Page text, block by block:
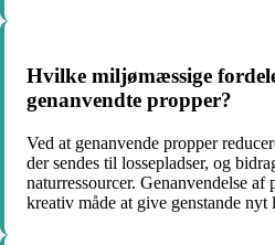
Hvilke miljømæssige
genanvendte propper?
Ved at genanvende propper
der sendes til lossepladser, og
naturressourcer. Genanvendelse
kreativ måde at give genstande nyt